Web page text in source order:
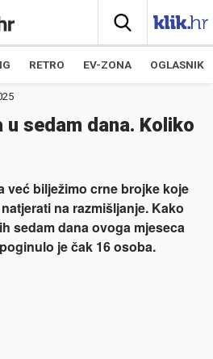
RETRO EV-ZONA OGLASNIK
sedam dana. Koliko
već bilježimo crne brojke koje
na razmišljanje. Kako
sedam dana ovoga mjeseca
je čak 16 osoba.